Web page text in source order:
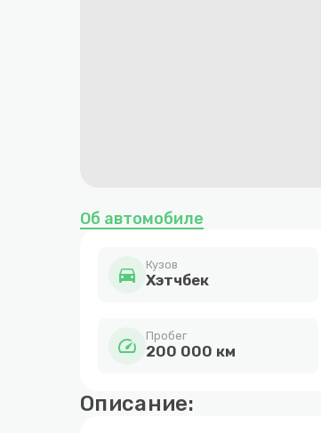
1
of
Об автомобиле
directions_car Кузов
Хэтчбек
speed Пробег
200 000 км
Описание: